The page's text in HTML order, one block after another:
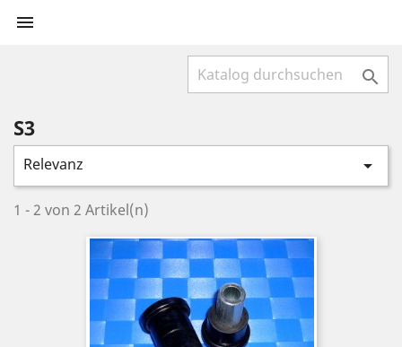


S3
Relevanz 
1 - 2 von 2 Artikel(n)